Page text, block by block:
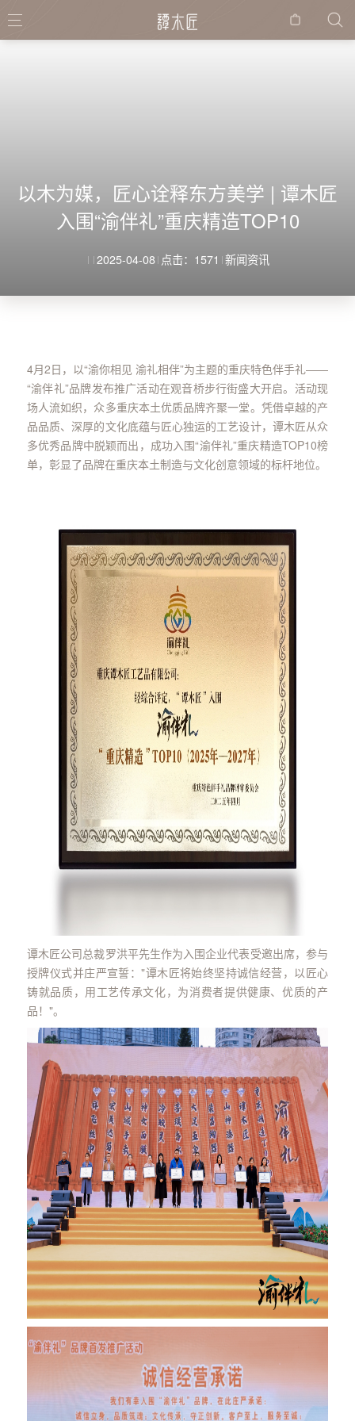
购物
以木为媒，匠心诠释东方美学 | 谭木匠
入围“渝伴礼”重庆精造TOP10
2025-04-08 点击：1571 新闻资讯
4月2日，以“渝你相见 渝礼相伴”为主题的重庆特色伴手礼——
“渝伴礼”品牌发布推广活动在观音桥步行街盛大开启。活动现
场人流如织，众多重庆本土优质品牌齐聚一堂。凭借卓越的产
品品质、深厚的文化底蕴与匠心独运的工艺设计，谭木匠从众
多优秀品牌中脱颖而出，成功入围“渝伴礼”重庆精造TOP10榜
单，彰显了品牌在重庆本土制造与文化创意领域的标杆地位。
谭木匠公司总裁罗洪平先生作为入围企业代表受邀出席，参与
授牌仪式并庄严宣誓："谭木匠将始终坚持诚信经营，以匠心
铸就品质，用工艺传承文化，为消费者提供健康、优质的产
品！"。